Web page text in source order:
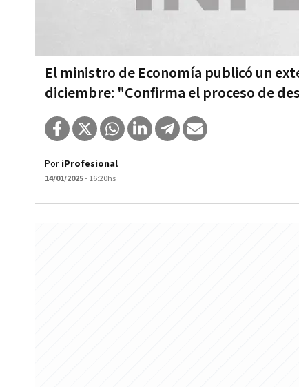
El ministro de Economía publicó un
diciembre: "Confirma el proceso de
Por iProfesional
14/01/2025- 16:20hs